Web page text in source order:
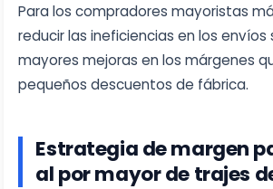
Para los compradores mayoristas
reducir las ineficiencias en los envíos
mayores mejoras en los márgenes
pequeños descuentos de fábrica.
Estrategia de margen
al por mayor de trajes